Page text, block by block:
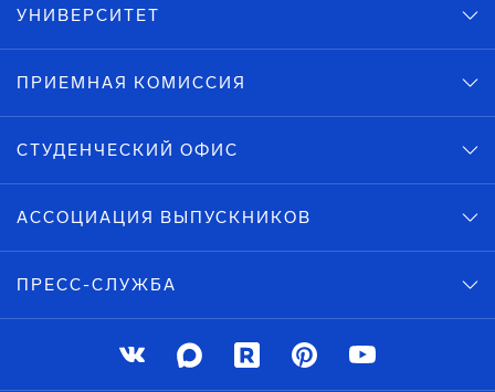
УНИВЕРСИТЕТ
ПРИЕМНАЯ КОМИССИЯ
СТУДЕНЧЕСКИЙ ОФИС
АССОЦИАЦИЯ ВЫПУСКНИКОВ
ПРЕСС-СЛУЖБА